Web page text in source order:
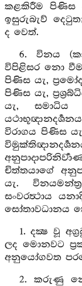
කළකිරීම පිණිස
ඉසුරුබැව්
ද වෙත්.
6. විනය
විපිළිසර නො
පිණිස යැ,
පිණිස යැ,
යැ, සමාධිය
විරාගය පිණිස
චිත්තයාගේ
යැ.
සංවරත්‍ථාය
සෝතාවධානය
1. දක්‍ෂ වූ
ලද මොනවට
අනුයෝගවත
2. කරුණු